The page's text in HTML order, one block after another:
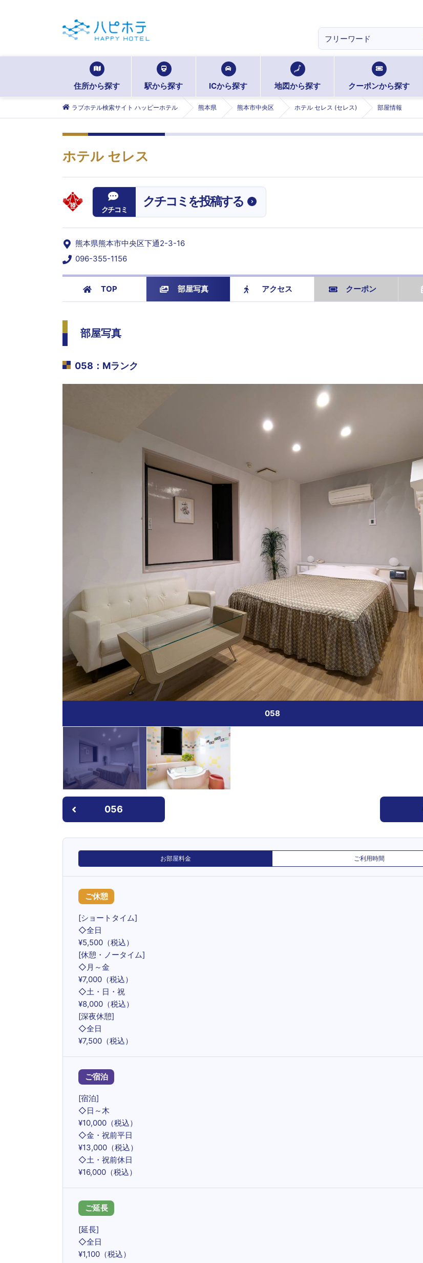
住所から探す 駅から探す ICから探す 地図から探す クーポンから探す
ラブホテル検索サイト ハッピーホテル 熊本県 熊本市中央区 ホテル セレス (セレス) 部屋情報
ホテル セレス
クチコミ
クチコミを投稿する
熊本県熊本市中央区下通2-3-16
096-355-1156
TOP 部屋写真 アクセス クーポン
部屋写真
058 ： Mランク
058
056
お部屋料金 ご利用時間
ご休憩
[ショートタイム]
◇全日
¥5,500（税込）
[休憩・ノータイム]
◇月～金
¥7,000（税込）
◇土・日・祝
¥8,000（税込）
[深夜休憩]
◇全日
¥7,500（税込）
ご宿泊
[宿泊]
◇日～木
¥10,000（税込）
◇金・祝前平日
¥13,000（税込）
◇土・祝前休日
¥16,000（税込）
ご延長
[延長]
◇全日
¥1,100（税込）